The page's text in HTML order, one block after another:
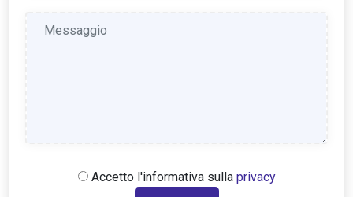
Accetto l'informativa sulla privacy